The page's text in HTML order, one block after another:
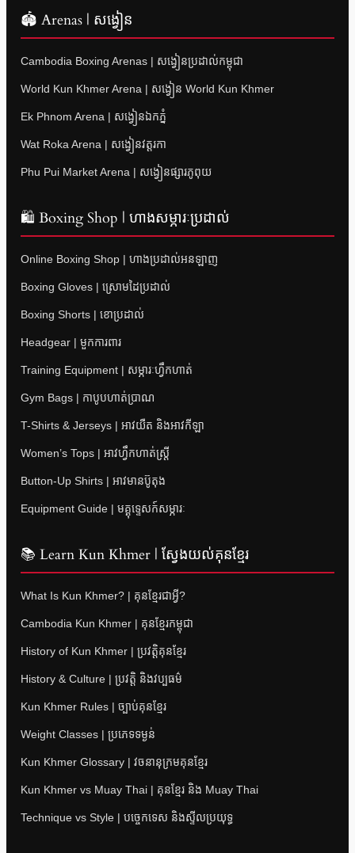
🏟 Arenas | សង្វៀន
Cambodia Boxing Arenas | សង្វៀនប្រដាល់កម្ពុជា
World Kun Khmer Arena | សង្វៀន World Kun Khmer
Ek Phnom Arena | សង្វៀនឯកភ្នំ
Wat Roka Arena | សង្វៀនវត្តរកា
Phu Pui Market Arena | សង្វៀនផ្សារភូពុយ
🛍 Boxing Shop | ហាងសម្ភារៈប្រដាល់
Online Boxing Shop | ហាងប្រដាល់អនឡាញ
Boxing Gloves | ស្រោមដៃប្រដាល់
Boxing Shorts | ខោប្រដាល់
Headgear | មួកការពារ
Training Equipment | សម្ភារៈហ្វឹកហាត់
Gym Bags | កាបូបហាត់ប្រាណ
T-Shirts & Jerseys | អាវយឺត និងអាវកីឡា
Women’s Tops | អាវហ្វឹកហាត់ស្ត្រី
Button-Up Shirts | អាវមានប៊ូតុង
Equipment Guide | មគ្គុទ្ទេសក៍សម្ភារៈ
📚 Learn Kun Khmer | ស្វែងយល់គុនខ្មែរ
What Is Kun Khmer? | គុនខ្មែរជាអ្វី?
Cambodia Kun Khmer | គុនខ្មែរកម្ពុជា
History of Kun Khmer | ប្រវត្តិគុនខ្មែរ
History & Culture | ប្រវត្តិ និងវប្បធម៌
Kun Khmer Rules | ច្បាប់គុនខ្មែរ
Weight Classes | ប្រភេទទម្ងន់
Kun Khmer Glossary | វចនានុក្រមគុនខ្មែរ
Kun Khmer vs Muay Thai | គុនខ្មែរ និង Muay Thai
Technique vs Style | បច្ចេកទេស និងស្ទីលប្រយុទ្ធ